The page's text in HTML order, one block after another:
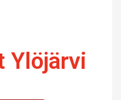
Ylöjärvi